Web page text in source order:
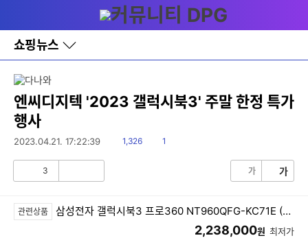
와
홈
쇼핑뉴스
바
로
레
이
토
엔씨디지텍 '2023 갤럭시북3' 주말 한정 특가
행사
2023.04.21. 17:22:39
읽
1,326
댓1
3 가 가
관련상품 삼성전자 갤럭시북3 프로360 NT960QFG-KC71E (SSD 512GB)
2,238,000원 최저가